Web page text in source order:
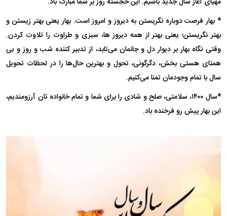
* بهار فرصت دوباره نگریستن به دیروز و امروز است. بهار یعنی بهتر زیستن و
بهتر نگریستن؛ یعنی بهتر از همه دیروز ها، سبزی و طراوت را تلاوت کردن.
وقتی نگاه بهار بر دیوار دل و جانمان می‌تابد، از تدبیر کننده شب و روز و بی
همتای هستی بخش، دگرگونی، تحول و بهترین حال‌ها را در لحظات تحویل
سال با تمام وجودمان تمنا می‌کنیم.
*سال ۱۴۰۰، سلامتی، صلح و شادی را برای شما و تمام خانواده تان آرزومندیم،
این بهار پیش رو فرخنده باد.